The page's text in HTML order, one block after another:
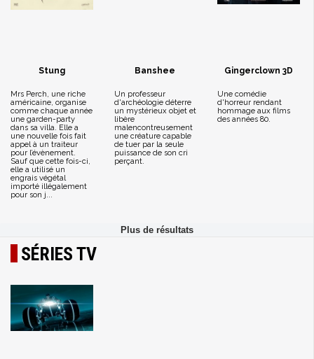
Stung
Mrs Perch, une riche
américaine, organise
comme chaque année
une garden-party
dans sa villa. Elle a
une nouvelle fois fait
appel à un traiteur
pour l’évènement.
Sauf que cette fois-ci,
elle a utilisé un
engrais végétal
importé illégalement
pour son j...
Banshee
Un professeur
d'archéologie déterre
un mystérieux objet et
libère
malencontreusement
une créature capable
de tuer par la seule
puissance de son cri
perçant.
Gingerclown 3D
Une comédie
d'horreur rendant
hommage aux films
des années 80.
SÉRIES TV